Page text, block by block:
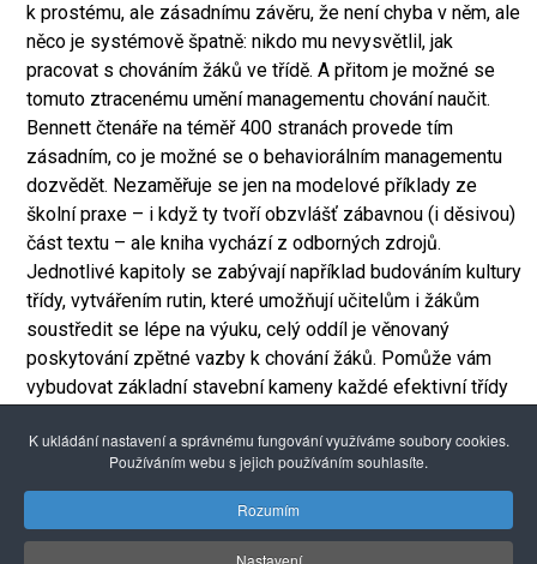
k prostému, ale zásadnímu závěru, že není chyba v něm, ale
něco je systémově špatně: nikdo mu nevysvětlil, jak
pracovat s chováním žáků ve třídě. A přitom je možné se
tomuto ztracenému umění managementu chování naučit.
Bennett čtenáře na téměř 400 stranách provede tím
zásadním, co je možné se o behaviorálním managementu
dozvědět. Nezaměřuje se jen na modelové příklady ze
školní praxe – i když ty tvoří obzvlášť zábavnou (i děsivou)
část textu – ale kniha vychází z odborných zdrojů.
Jednotlivé kapitoly se zabývají například budováním kultury
třídy, vytvářením rutin, které umožňují učitelům i žákům
soustředit se lépe na výuku, celý oddíl je věnovaný
poskytování zpětné vazby k chování žáků. Pomůže vám
vybudovat základní stavební kameny každé efektivní třídy
Více informací na stránkáchNakladatelství publishED
Alexandria Book Library
K ukládání nastavení a správnému fungování využíváme soubory cookies.
Používáním webu s jejich používáním souhlasíte.
Rozumím
Nastavení